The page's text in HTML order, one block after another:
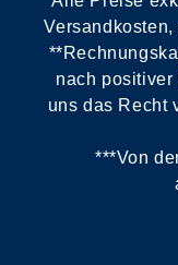
nach positiver
uns das Recht
***Von